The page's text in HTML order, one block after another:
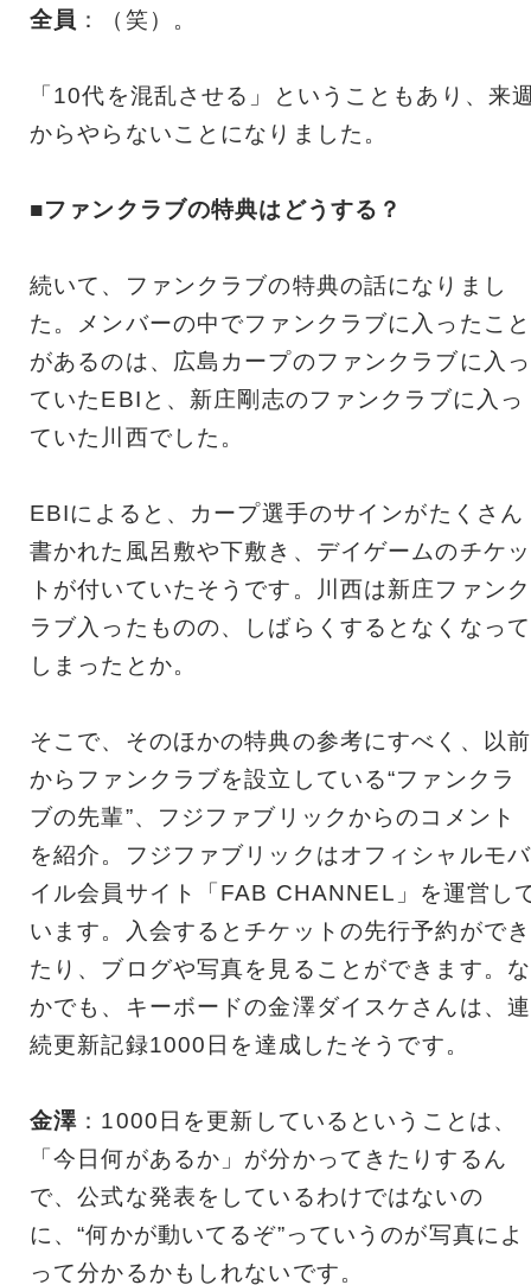
全員 ：（笑）。
「10代を混乱させる」ということもあり、来
からやらないことになりました。
■ファンクラブの特典はどうする？
続いて、ファンクラブの特典の話になりまし
た。メンバーの中でファンクラブに入ったこと
があるのは、広島カープのファンクラブに入っ
ていたEBIと、新庄剛志のファンクラブに入っ
ていた川西でした。
EBIによると、カープ選手のサインがたくさん
書かれた風呂敷や下敷き、デイゲームのチケッ
トが付いていたそうです。川西は新庄ファンク
ラブ入ったものの、しばらくするとなくなって
しまったとか。
そこで、そのほかの特典の参考にすべく、以前
からファンクラブを設立している“ファンクラ
ブの先輩”、フジファブリックからのコメント
を紹介。フジファブリックはオフィシャルモバ
イル会員サイト「FAB CHANNEL」を運営し
います。入会するとチケットの先行予約ができ
たり、ブログや写真を見ることができます。な
かでも、キーボードの金澤ダイスケさんは、連
続更新記録1000日を達成したそうです。
金澤 ：1000日を更新しているということは、
「今日何があるか」が分かってきたりするん
で、公式な発表をしているわけではないの
に、“何かが動いてるぞ”っていうのが写真によ
って分かるかもしれないです。